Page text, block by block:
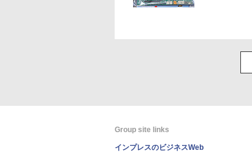
Group site links
インプレスのビジネスWeb